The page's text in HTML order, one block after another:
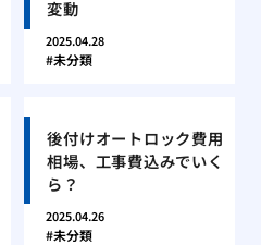
変動
2025.04.28
未分類
後付けオートロック費用
相場、工事費込みでいく
ら？
2025.04.26
未分類